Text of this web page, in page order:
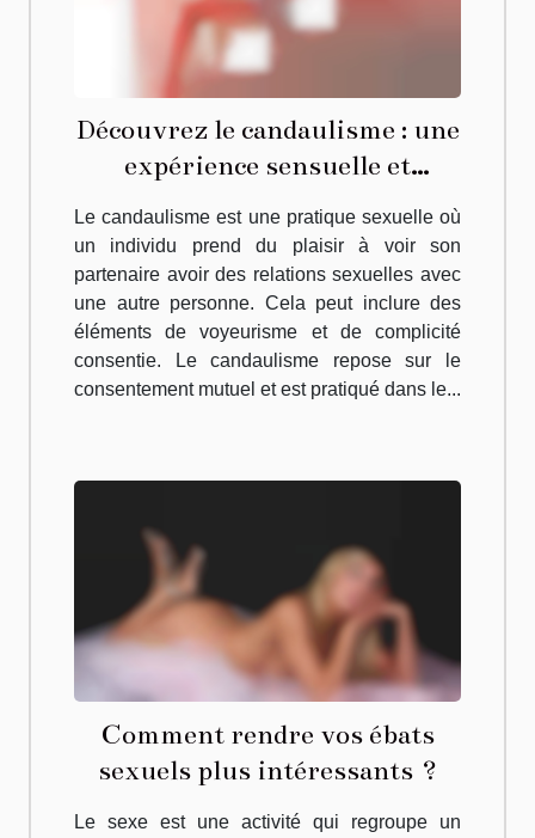
Découvrez le candaulisme : une
expérience sensuelle et
libératrice
Le candaulisme est une pratique sexuelle où
un individu prend du plaisir à voir son
partenaire avoir des relations sexuelles avec
une autre personne. Cela peut inclure des
éléments de voyeurisme et de complicité
consentie. Le candaulisme repose sur le
consentement mutuel et est pratiqué dans le...
Comment rendre vos ébats
sexuels plus intéressants ?
Le sexe est une activité qui regroupe un